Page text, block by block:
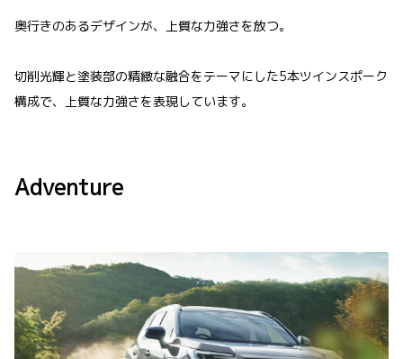
奥行きのあるデザインが、上質な力強さを放つ。
切削光輝と塗装部の精緻な融合をテーマにした5本ツインスポーク
構成で、上質な力強さを表現しています。
Adventure